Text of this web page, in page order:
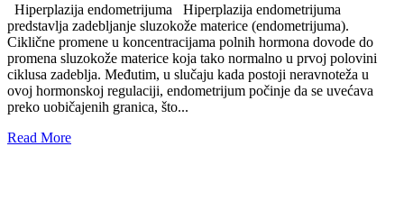
Hiperplazija endometrijuma Hiperplazija endometrijuma
predstavlja zadebljanje sluzokože materice (endometrijuma).
Ciklične promene u koncentracijama polnih hormona dovode do
promena sluzokože materice koja tako normalno u prvoj polovini
ciklusa zadeblja. Međutim, u slučaju kada postoji neravnoteža u
ovoj hormonskoj regulaciji, endometrijum počinje da se uvećava
preko uobičajenih granica, što...
Read More